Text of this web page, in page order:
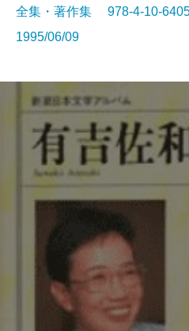
全集・著作集 978-4-10-
1995/06/09